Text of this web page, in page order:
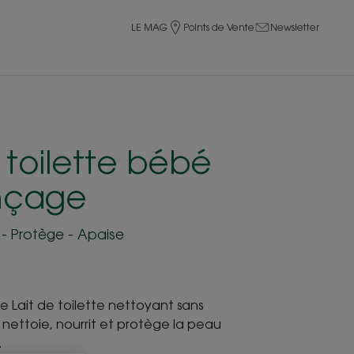
LE MAG Points de Vente Newsletter
toilette bébé
Protège - Apaise
Lait de toilette nettoyant sans
nourrit et protège la peau